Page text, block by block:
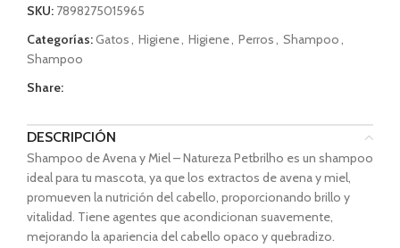
SKU: 7898275015965
Categorías:Gatos, Higiene, Higiene, Perros, Shampoo,
Shampoo
Share:
DESCRIPCIÓN
Shampoo de Avena y Miel – Natureza Petbrilho es un shampoo
ideal para tu mascota, ya que los extractos de avena y miel,
promueven la nutrición del cabello, proporcionando brillo y
vitalidad. Tiene agentes que acondicionan suavemente,
mejorando la apariencia del cabello opaco y quebradizo.